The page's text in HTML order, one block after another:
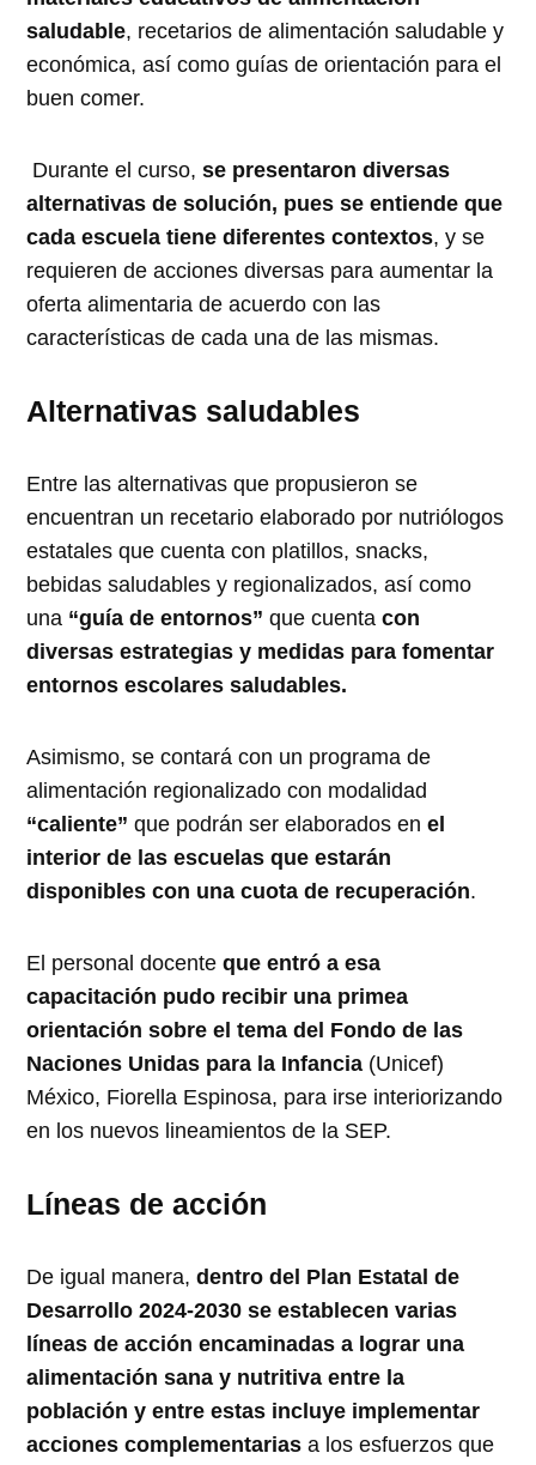
saludable, recetarios de alimentación saludable y
económica, así como guías de orientación para el
buen comer.
Durante el curso, se presentaron diversas
alternativas de solución, pues se entiende que
cada escuela tiene diferentes contextos, y se
requieren de acciones diversas para aumentar la
oferta alimentaria de acuerdo con las
características de cada una de las mismas.
Alternativas saludables
Entre las alternativas que propusieron se
encuentran un recetario elaborado por nutriólogos
estatales que cuenta con platillos, snacks,
bebidas saludables y regionalizados, así como
una “guía de entornos” que cuenta con
diversas estrategias y medidas para fomentar
entornos escolares saludables.
Asimismo, se contará con un programa de
alimentación regionalizado con modalidad
“caliente” que podrán ser elaborados enel
interior de las escuelas que estarán
disponibles con una cuota de recuperación.
El personal docenteque entró a esa
capacitación pudo recibir una primea
orientación sobre el tema del Fondo de las
Naciones Unidas para la Infancia (Unicef)
México, Fiorella Espinosa, para irse interiorizando
en los nuevos lineamientos de la SEP.
Líneas de acción
De igual manera,dentro del Plan Estatal de
Desarrollo 2024-2030 se establecen varias
líneas de acción encaminadas a lograr una
alimentación sana y nutritiva entre la
población y entre estas incluye implementar
acciones complementarias a los esfuerzos que